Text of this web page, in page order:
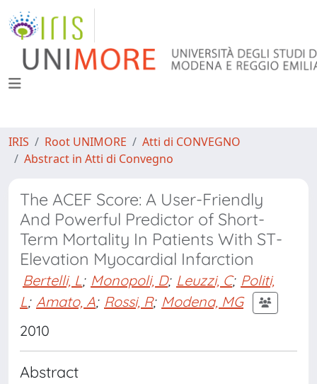
IRIS Root UNIMORE
Atti di CONVEGNO
Abstract in Atti di Convegno
The ACEF Score: A User-Friendly
And Powerful Predictor of Short-
Term Mortality In Patients With ST-
Elevation Myocardial Infarction
Bertelli, L; Monopoli, D; Leuzzi, C; Politi,
L; Amato, A; Rossi, R; Modena, MG
2010
Abstract